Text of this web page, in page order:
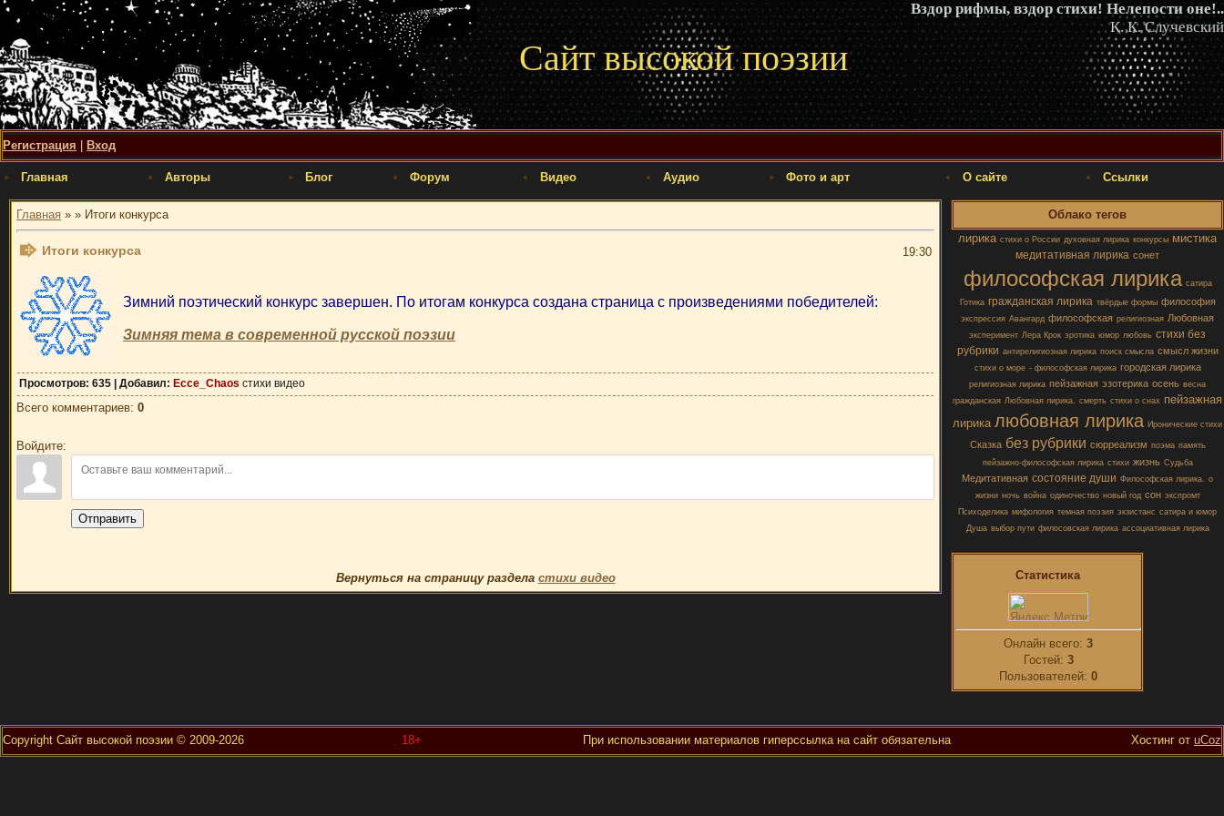
Вздор рифмы, вздор стихи! Нелепости оне!..
К. К. Случевский
Сайт высокой поэзии
Регистрация Вход
Главная Авторы Блог Форум Видео Аудио Фото и арт О сайте Ссылки
Главная » » Итоги конкурса
Итоги конкурса 19:30
Зимний поэтический конкурс завершен. По итогам конкурса создана страница с произведениями победителей:
Зимняя тема в современной русской поэзии
Просмотров: 635 | Добавил: Ecce_Chaos стихи видео
Всего комментариев: 0
Войдите:
Отправить
Вернуться на страницу раздела стихи видео
Облако тегов
лирика стихи о России духовная лирика конкурсы мистика
медитативная лирика сонет
философская лирика сатира
Готика гражданская лирика твёрдые формы философия
экспрессия Авангард философская религиозная Любовная
эксперимент Лера Крок эротика юмор любовь стихи без
рубрики антирелигиозная лирика поиск смысла смысл жизни
стихи о море - философская лирика городская лирика
религиозная лирика пейзажная эзотерика осень весна
гражданская Любовная лирика. смерть стихи о снах пейзажная
лирика любовная лирика Иронические стихи
Сказка без рубрики сюрреализм поэма память
пейзажно-философская лирика стихи жизнь Судьба
Медитативная состояние души Философская лирика. о
жизни ночь война одиночество новый год сон экспромт
Психоделика мифология темная поэзия экзистанс сатира и юмор
Душа выбор пути филосовская лирика ассоциативная лирика
Статистика
Онлайн всего: 3
Гостей: 3
Пользователей: 0
Copyright Сайт высокой поэзии © 2009-2026 18+ При использовании материалов гиперссылка на сайт обязательна Хостинг от uCoz